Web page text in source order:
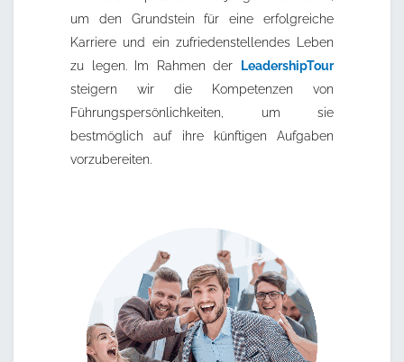
um den Grundstein für eine erfolgreiche
Karriere und ein zufriedenstellendes Leben
zu legen. Im Rahmen der
LeadershipTour
steigern wir die Kompetenzen von
Führungspersönlichkeiten, um sie
bestmöglich auf ihre künftigen Aufgaben
vorzubereiten.